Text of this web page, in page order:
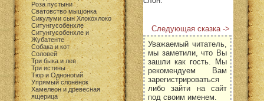
Роза пустыни
Сватовство мышонка
Сикулуми сын Хлокохлоко
Ситунгусобенхле
Ситунгусобенхле и
Жубатенте
Собака и кот
Соловей
Три быка и лев
Три истины
Тюр и Одноногий
Упрямый слонёнок
Хамелеон и древесная
ящерица
Следующая сказка ->
Уважаемый читатель,
мы заметили, что Вы
зашли как гость. Мы
рекомендуем Вам
зарегистрироваться
либо зайти на сайт
под своим именем.